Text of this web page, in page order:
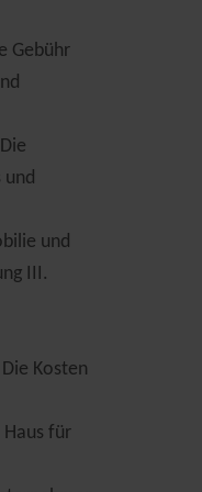
Gebühr
und
und
III.
Kosten
für